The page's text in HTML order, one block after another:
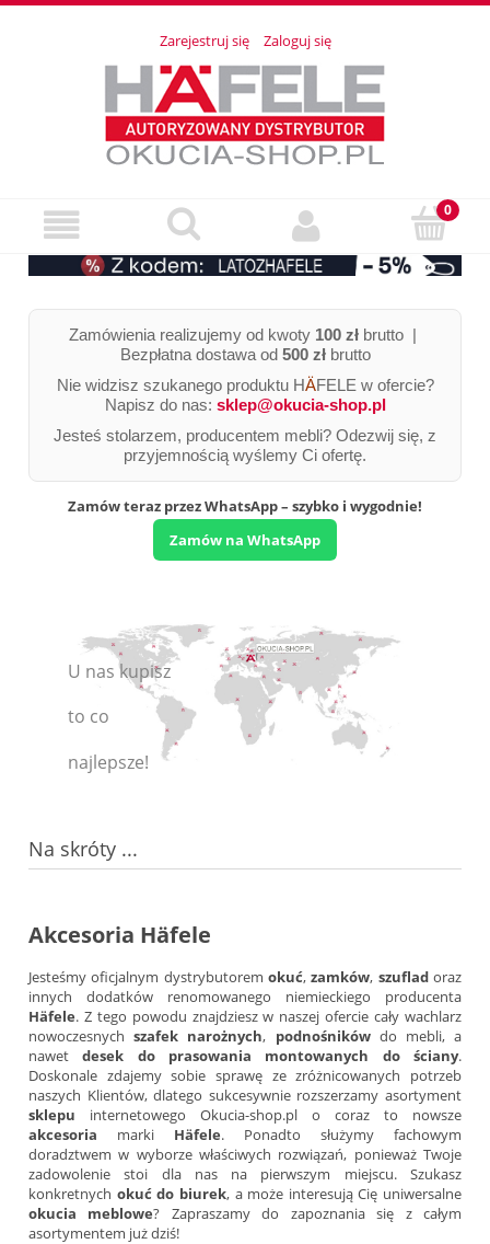
Zarejestruj się Zaloguj się
Zamówienia realizujemy od kwoty 100 zł brutto |
Bezpłatna dostawa od 500 złbrutto
Nie widzisz szukanego produktu HÄFELE w ofercie?
Napisz do nas: sklep@okucia-shop.pl
Jesteś stolarzem, producentem mebli? Odezwij się, z
przyjemnością wyślemy Ci ofertę.
Zamów teraz przez WhatsApp – szybko i wygodnie!
Zamów na WhatsApp
U nas kupisz
to co
najlepsze!
Häfele!
Na skróty ...
Akcesoria Häfele
Jesteśmy oficjalnym dystrybutorem okuć,zamków, szufladoraz
innych dodatków renomowanego niemieckiego producenta
Häfele. Z tego powodu znajdziesz w naszej ofercie cały wachlarz
nowoczesnychszafek narożnych, podnośnikówdo mebli, a
nawetdesek do prasowania montowanych do ściany.
Doskonale zdajemy sobie sprawę ze zróżnicowanych potrzeb
naszych Klientów, dlatego sukcesywnie rozszerzamy asortyment
sklepu internetowego Okucia-shop.pl o coraz to nowsze
akcesoria marki Häfele. Ponadto służymy fachowym
doradztwem w wyborze właściwych rozwiązań, ponieważ Twoje
zadowolenie stoi dla nas na pierwszym miejscu. Szukasz
konkretnych okuć do biurek, a może interesują Cię uniwersalne
okucia meblowe? Zapraszamy do zapoznania się z całym
asortymentem już dziś!